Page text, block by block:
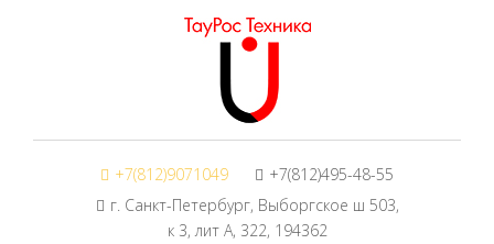
+7(812)9071049
+7(812)495-48-55
г. Санкт-Петербург, Выборгское ш 503,
к 3, лит А, 322, 194362